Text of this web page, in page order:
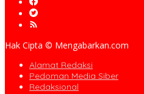
Hak Cipta © Mengabarkan.com
Alamat Redaksi
Pedoman Media Siber
Redaksional